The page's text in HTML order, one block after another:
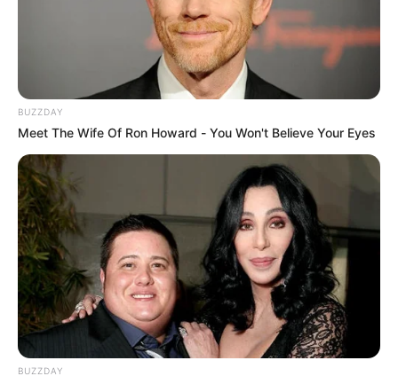
BUZZDAY
Meet The Wife Of Ron Howard - You Won't Believe Your Eyes
BUZZDAY